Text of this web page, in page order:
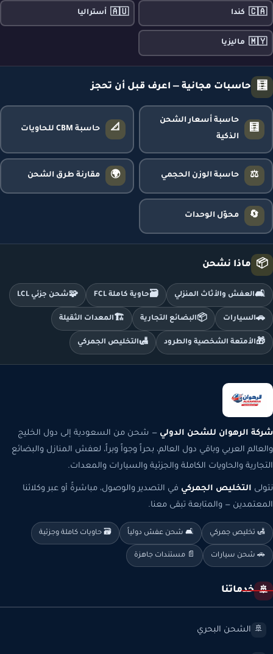
🇨🇦 كندا 🇦🇺 أستراليا
🇲🇾 ماليزيا
🧮 حاسبات مجانية — اعرف قبل أن تحجز
🧮
حاسبة أسعار الشحن
الذكية
📐 حاسبة CBM للحاويات
⚖️ حاسبة الوزن الحجمي 🌍 مقارنة طرق الشحن
🔄 محوّل الوحدات
📦 ماذا نشحن
🛋️العفش والأثاث المنزلي 🗃️حاوية كاملة FCL 🧩شحن جزئي LCL
🚗السيارات 📦البضائع التجارية 🏗️المعدات الثقيلة
🎁الأمتعة الشخصية والطرود 🛃التخليص الجمركي
شركة الرهوان للشحن الدولي — شحن من السعودية إلى دول الخليج
والعالم العربي وباقي دول العالم، بحراً وجواً وبراً، لعفش المنازل والبضائع
التجارية والحاويات الكاملة والجزئية والسيارات والمعدات.
نتولى التخليص الجمركي في التصدير والوصول، مباشرةً أو عبر وكلائنا
المعتمدين — والمتابعة تبقى معنا.
🛃 تخليص جمركي 🛋️ شحن عفش دولياً 🗃️ حاويات كاملة وجزئية
🚗 شحن سيارات 📄 مستندات جاهزة
🚢 خدماتنا
🚢 الشحن البحري